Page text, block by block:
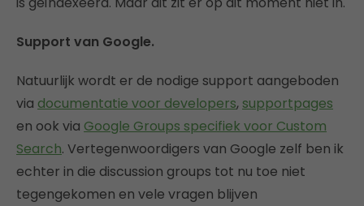
Support van Google.
Natuurlijk wordt er de nodige support aangeboden
via documentatie voor developers, supportpages
en ook via Google Groups specifiek voor Custom
Search. Vertegenwoordigers van Google zelf ben ik
echter in die discussion groups tot nu toe niet
tegengekomen en vele vragen blijven